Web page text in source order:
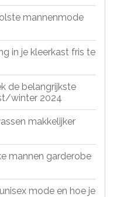
mannenmode
in je kleerkast fris te
de belangrijkste
winter 2024
makkelijker
mannen garderobe
mode en hoe je